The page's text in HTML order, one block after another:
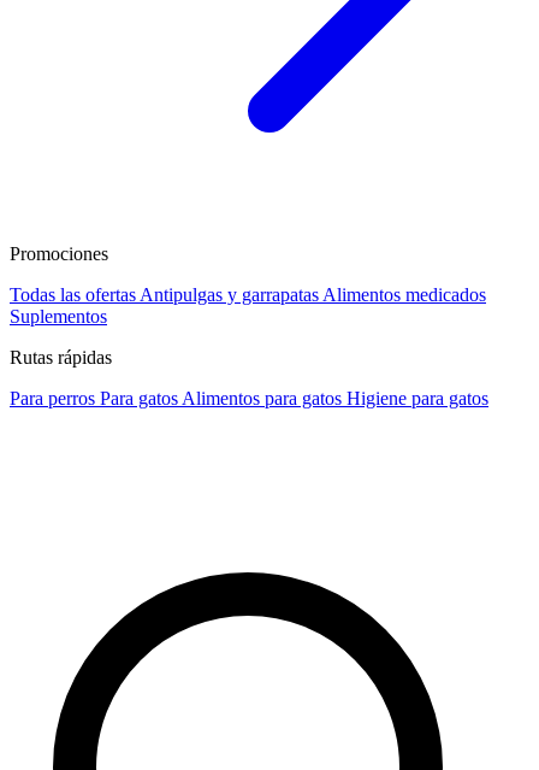
Promociones
Todas las ofertas Antipulgas y garrapatas Alimentos medicados
Suplementos
Rutas rápidas
Para perros Para gatos Alimentos para gatos Higiene para gatos